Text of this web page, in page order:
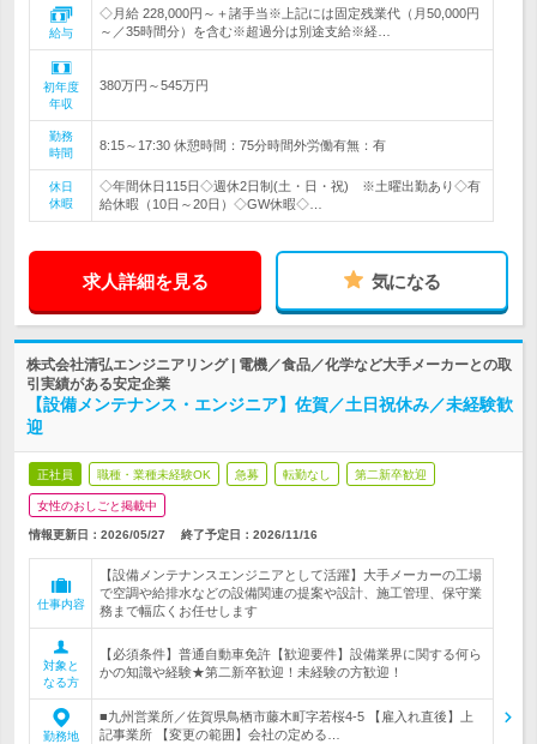
給与
◇月給 228,000円～＋諸手当※上記には固定残業代（月50,000円
～／35時間分）を含む※超過分は別途支給※経…
初年度
年収
380万円～545万円
勤務
時間
8:15～17:30 休憩時間：75分時間外労働有無：有
休日
休暇
◇年間休日115日◇週休2日制(土・日・祝) ※土曜出勤あり◇有
給休暇（10日～20日）◇GW休暇◇…
求人詳細を見る 気になる
株式会社清弘エンジニアリング | 電機／食品／化学など大手メーカーとの取
引実績がある安定企業
【設備メンテナンス・エンジニア】佐賀／土日祝休み／未経験歓
迎
正社員 職種・業種未経験OK 急募 転勤なし 第二新卒歓迎
女性のおしごと掲載中
情報更新日：2026/05/27 終了予定日： 2026/11/16
仕事内容
【設備メンテナンスエンジニアとして活躍】大手メーカーの工場
で空調や給排水などの設備関連の提案や設計、施工管理、保守業
務まで幅広くお任せします
対象と
なる方
【必須条件】普通自動車免許【歓迎要件】設備業界に関する何ら
かの知識や経験★第二新卒歓迎！未経験の方歓迎！
勤務地
■九州営業所／佐賀県鳥栖市藤木町字若桜4-5 【雇入れ直後】上
記事業所 【変更の範囲】会社の定める…